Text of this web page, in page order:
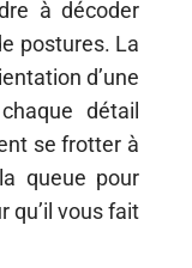
à décoder
postures. La
d’une
détail
se frotter à
queue pour
qu’il vous fait